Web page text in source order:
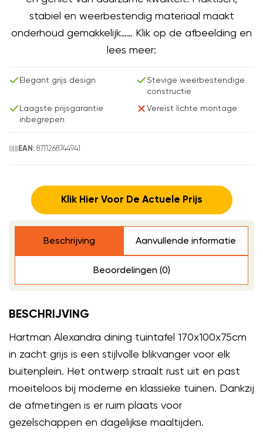
stabiel en weerbestendig materiaal maakt
onderhoud gemakkelijk…… Klik op de afbeelding en
lees meer:
Elegant grijs design
Stevige weerbestendige
constructie
Laagste prijsgarantie
inbegrepen
Vereist lichte montage
EAN: 8711268744941
Klik Hier Voor De Actuele Prijs
Beschrijving Aanvullende informatie
Beoordelingen (0)
BESCHRIJVING
Hartman Alexandra dining tuintafel 170x100x75cm
in zacht grijs is een stijlvolle blikvanger voor elk
buitenplein. Het ontwerp straalt rust uit en past
moeiteloos bij moderne en klassieke tuinen. Dankzij
de afmetingen is er ruim plaats voor
gezelschappen en dagelijkse maaltijden.